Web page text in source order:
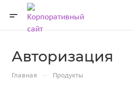
Авторизация
Главная — Продукты